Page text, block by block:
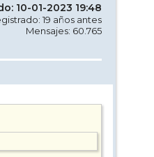
10-01-2023 19:48
19 años antes
Mensajes: 60.765